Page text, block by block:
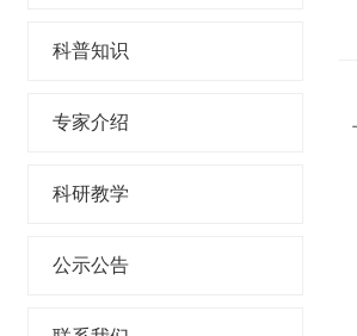
科普知识
专家介绍
科研教学
公示公告